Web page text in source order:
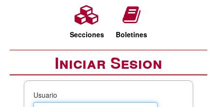
Secciones Boletines
Iniciar Sesion
Usuario